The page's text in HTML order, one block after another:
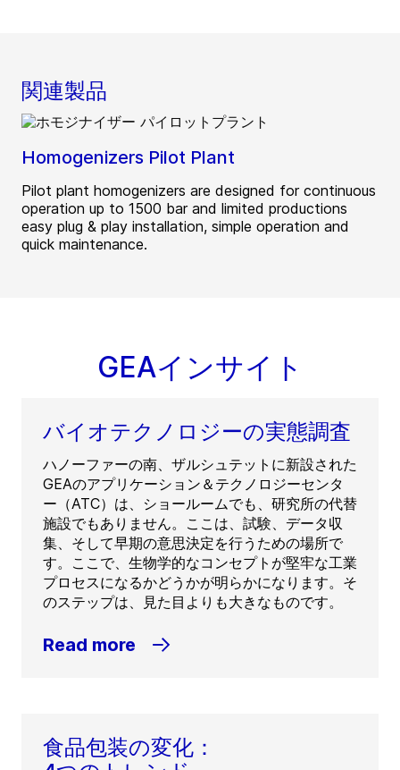
関連製品
Homogenizers Pilot Plant
Pilot plant homogenizers are designed for continuous
operation up to 1500 bar and limited productions
easy plug & play installation, simple operation and
quick maintenance.
GEAインサイト
バイオテクノロジーの実態調査
ハノーファーの南、ザルシュテットに新設された
GEAのアプリケーション＆テクノロジーセンタ
ー（ATC）は、ショールームでも、研究所の代替
施設でもありません。ここは、試験、データ収
集、そして早期の意思決定を行うための場所で
す。ここで、生物学的なコンセプトが堅牢な工業
プロセスになるかどうかが明らかになります。そ
のステップは、見た目よりも大きなものです。
Read more
食品包装の変化：